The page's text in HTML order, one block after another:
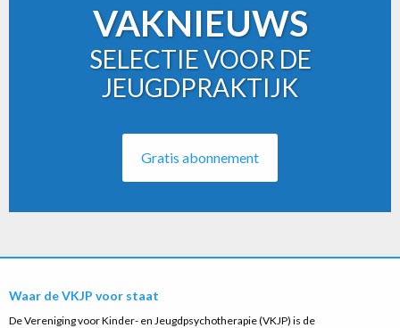
VAKNIEUWS
SELECTIE VOOR DE
JEUGDPRAKTIJK
Gratis abonnement
Waar de VKJP voor staat
De Vereniging voor Kinder- en Jeugdpsychotherapie (VKJP) is de